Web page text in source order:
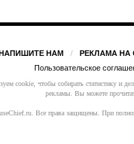
НАМ РЕКЛАМА НА
Пользовательское
cookie, чтобы собирать статистику и
рекламы. Вы можете
Все права защищены. При полном